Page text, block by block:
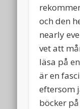
och den
nearly
vet att
läsa på
är en
eftersom
böcker